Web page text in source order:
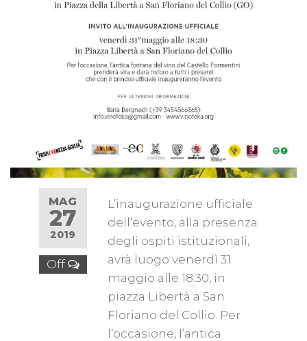
MAG
27
2019
Off
L’inaugurazione ufficiale
dell’evento, alla presenza
degli ospiti istituzionali,
avrà luogo venerdì 31
maggio alle 18:30, in
piazza Libertà a San
Floriano del Collio. Per
l’occasione, l’antica